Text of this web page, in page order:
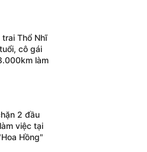
Thổ Nhĩ
cô gái
làm
2 đầu
việc tại
Hồng"